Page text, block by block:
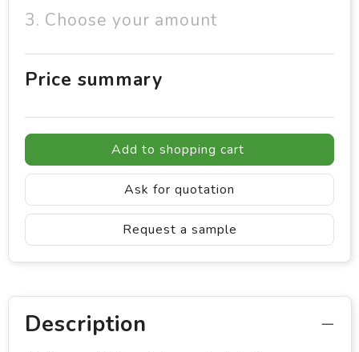
3. Choose your amount
Price summary
Add to shopping cart
Ask for quotation
Request a sample
Description